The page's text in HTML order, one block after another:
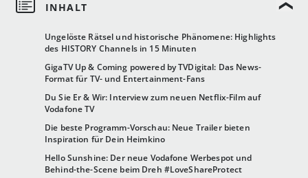
Ungelöste Rätsel und historische Phänomene: Highlights
des HISTORY Channels in 15 Minuten
GigaTV Up & Coming powered by TVDigital: Das News-
Format für TV- und Entertainment-Fans
Du Sie Er & Wir: Interview zum neuen Netflix-Film auf
Vodafone TV
Die beste Programm-Vorschau: Neue Trailer bieten
Inspiration für Dein Heimkino
Hello Sunshine: Der neue Vodafone Werbespot und
Behind-the-Scene beim Dreh #LoveShareProtect